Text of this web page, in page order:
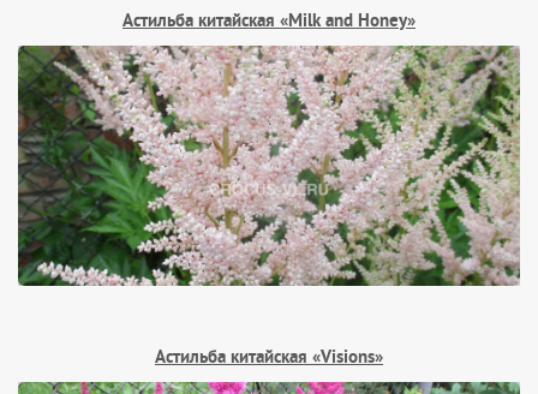
Астильба китайская «Milk and Honey»
Астильба китайская «Visions»